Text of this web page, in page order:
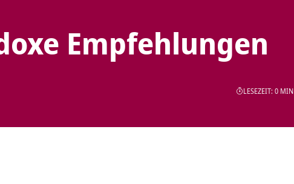
Empfehlungen
LESEZEIT: 0 MIN